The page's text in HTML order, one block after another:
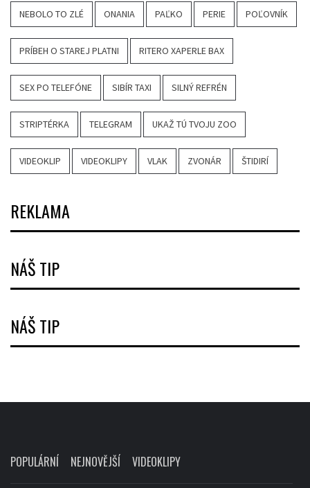
NEBOLO TO ZLÉ ONANIA PAĽKO PERIE POĽOVNÍK
PRÍBEH O STAREJ PLATNI RITERO XAPERLE BAX
SEX PO TELEFÓNE SIBÍR TAXI SILNÝ REFRÉN
STRIPTÉRKA TELEGRAM UKAŽ TÚ TVOJU ZOO
VIDEOKLIP VIDEOKLIPY VLAK ZVONÁR ŠTIDIRÍ
REKLAMA
NÁŠ TIP
NÁŠ TIP
POPULÁRNÍ NEJNOVĚJŠÍ VIDEOKLIPY